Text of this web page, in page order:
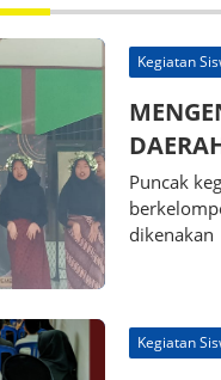
Kegiatan
Puncak
dikenakan
Kegiatan